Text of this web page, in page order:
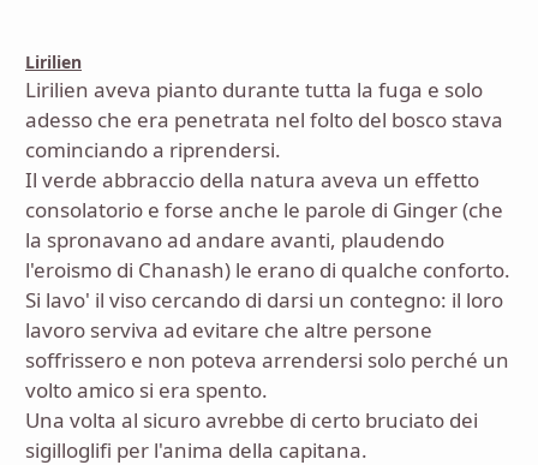
Lirilien
Lirilien aveva pianto durante tutta la fuga e solo
adesso che era penetrata nel folto del bosco stava
cominciando a riprendersi.
Il verde abbraccio della natura aveva un effetto
consolatorio e forse anche le parole di Ginger (che
la spronavano ad andare avanti, plaudendo
l'eroismo di Chanash) le erano di qualche conforto.
Si lavo' il viso cercando di darsi un contegno: il loro
lavoro serviva ad evitare che altre persone
soffrissero e non poteva arrendersi solo perché un
volto amico si era spento.
Una volta al sicuro avrebbe di certo bruciato dei
sigilloglifi per l'anima della capitana.